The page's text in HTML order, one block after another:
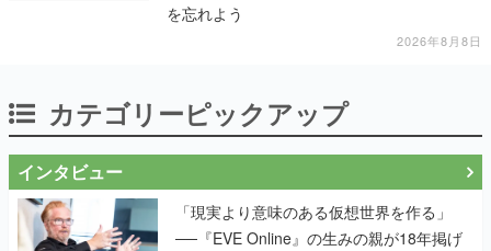
を忘れよう
2026年8月8日
カテゴリーピックアップ
インタビュー
「現実より意味のある仮想世界を作る」
──『EVE Online』の生みの親が18年掲げ